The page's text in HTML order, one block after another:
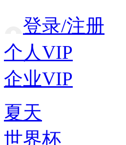
登录/注册
个人VIP
企业VIP
夏天
世界杯